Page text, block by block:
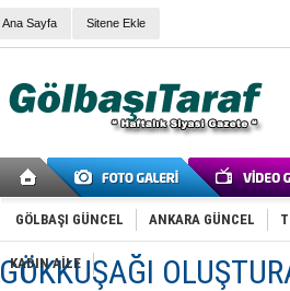
Ana Sayfa Sitene Ekle
GÖLBAŞI GÜNCEL ANKARA GÜNCEL
KADIN AİLE
GÖKKUŞAĞI